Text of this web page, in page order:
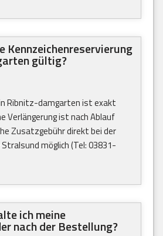
Kennzeichenreservierung
gültig?
Ribnitz-damgarten ist exakt
Verlängerung ist nach Ablauf
Zusatzgebühr direkt bei der
möglich (Tel: 03831-
ich meine
nach der Bestellung?